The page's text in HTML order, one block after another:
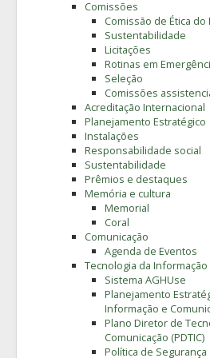
Comissões
Comissão de Ética do
Sustentabilidade
Licitações
Rotinas em
Seleção
Comissões
Acreditação Internacional
Planejamento Estratégico
Instalações
Responsabilidade social
Sustentabilidade
Prêmios e destaques
Memória e cultura
Memorial
Coral
Comunicação
Agenda de Eventos
Tecnologia da Informação
Sistema AGHUse
Planejamento
Informação e
Plano Diretor de
Comunicação (PDTIC)
Política de